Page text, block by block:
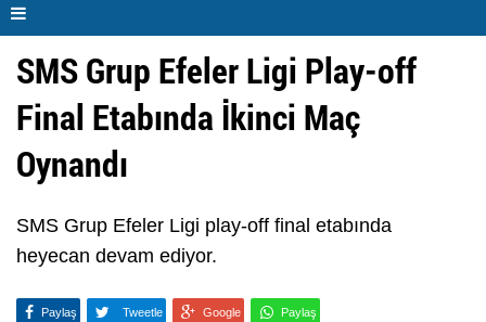
SMS Grup Efeler Ligi Play-off
Final Etabında İkinci Maç
Oynandı
SMS Grup Efeler Ligi play-off final etabında
heyecan devam ediyor.
Paylaş Tweetle Google Paylaş